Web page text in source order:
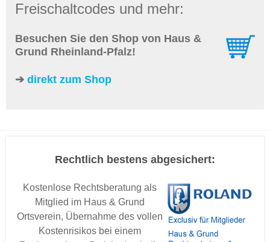
Freischaltcodes und mehr:
Besuchen Sie den Shop von Haus &
Grund Rheinland-Pfalz!
➔ direkt zum Shop
Rechtlich bestens abgesichert:
Kostenlose Rechtsberatung als
Mitglied im Haus & Grund
Ortsverein, Übernahme des vollen
Kostenrisikos bei einem